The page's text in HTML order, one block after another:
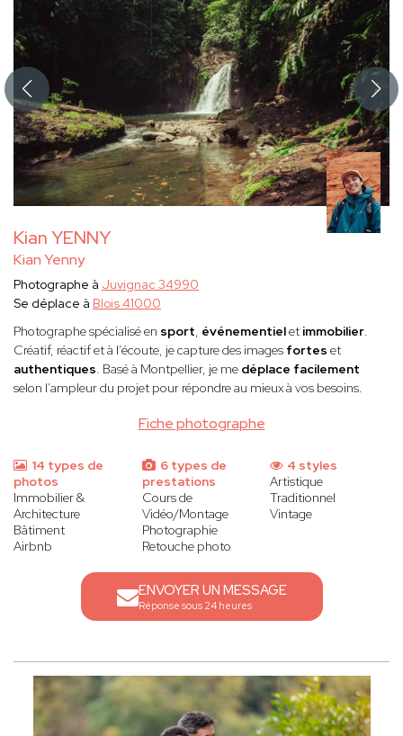
Kian YENNY
Kian Yenny
Fiche photographe
Photographe à Juvignac 34990
Se déplace à Blois 41000
Photographe spécialisé en sport, événementielet immobilier.
Créatif, réactif et à l’écoute, je capture des images fortes et
authentiques. Basé à Montpellier, je me déplace facilement
selon l’ampleur du projet pour répondre au mieux à vos besoins.
14 types de
photos
Immobilier &
Architecture
Bâtiment
Airbnb
6 types de
prestations
Cours de
Vidéo/Montage
Photographie
Retouche photo
4 styles
Artistique
Traditionnel
Vintage
ENVOYER UN MESSAGE
Réponse sous 24 heures